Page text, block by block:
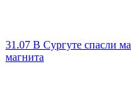
31.07 В Сургуте спасли
магнита